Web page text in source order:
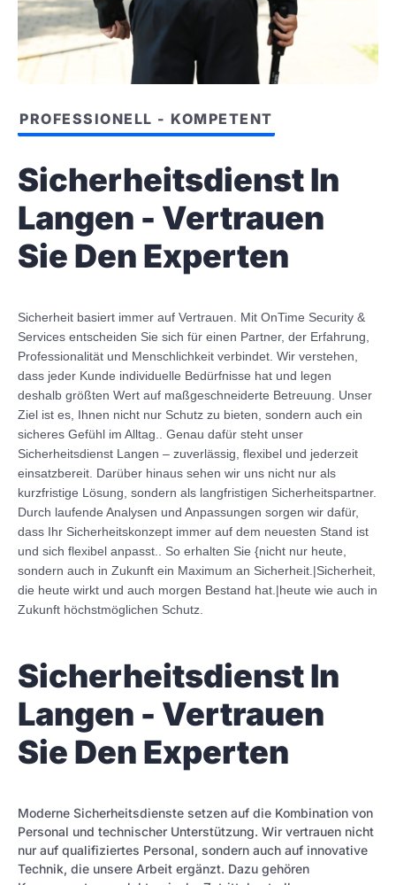
PROFESSIONELL - KOMPETENT
Sicherheitsdienst In
Langen - Vertrauen
Sie Den Experten
Sicherheit basiert immer auf Vertrauen. Mit OnTime Security &
Services entscheiden Sie sich für einen Partner, der Erfahrung,
Professionalität und Menschlichkeit verbindet. Wir verstehen,
dass jeder Kunde individuelle Bedürfnisse hat und legen
deshalb größten Wert auf maßgeschneiderte Betreuung. Unser
Ziel ist es, Ihnen nicht nur Schutz zu bieten, sondern auch ein
sicheres Gefühl im Alltag.. Genau dafür steht unser
Sicherheitsdienst Langen – zuverlässig, flexibel und jederzeit
einsatzbereit. Darüber hinaus sehen wir uns nicht nur als
kurzfristige Lösung, sondern als langfristigen Sicherheitspartner.
Durch laufende Analysen und Anpassungen sorgen wir dafür,
dass Ihr Sicherheitskonzept immer auf dem neuesten Stand ist
und sich flexibel anpasst.. So erhalten Sie {nicht nur heute,
sondern auch in Zukunft ein Maximum an Sicherheit.|Sicherheit,
die heute wirkt und auch morgen Bestand hat.|heute wie auch in
Zukunft höchstmöglichen Schutz.
Sicherheitsdienst In
Langen - Vertrauen
Sie Den Experten
Moderne Sicherheitsdienste setzen auf die Kombination von
Personal und technischer Unterstützung. Wir vertrauen nicht
nur auf qualifiziertes Personal, sondern auch auf innovative
Technik, die unsere Arbeit ergänzt. Dazu gehören